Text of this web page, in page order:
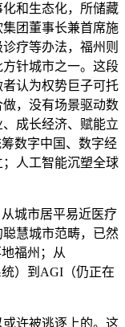
和生态化，所储藏
团董事长兼首席施
疗等办法，福州则
针城市之一。这段
认为权势巨子可托
，没有场景驱动数
成长经济、赋能立
数字中国、数字经
人工智能沉塑全球
城市居平易近医疗
慧城市范畴，已然
福州；从
）到AGI（仍正在
许被逃逐上的。这